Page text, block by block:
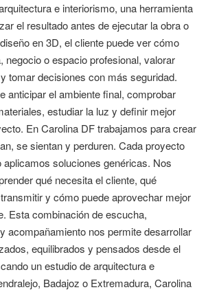
e interiorismo, una herramienta
el resultado antes de ejecutar la obra o
en 3D, el cliente puede ver cómo
negocio o espacio profesional, valorar
tomar decisiones con más seguridad.
anticipar el ambiente final, comprobar
estudiar la luz y definir mejor
En Carolina DF trabajamos para crear
se sientan y perduren. Cada proyecto
aplicamos soluciones genéricas. Nos
qué necesita el cliente, qué
y cómo puede aprovechar mejor
Esta combinación de escucha,
acompañamiento nos permite desarrollar
equilibrados y pensados desde el
un estudio de arquitectura e
Badajoz o Extremadura, Carolina